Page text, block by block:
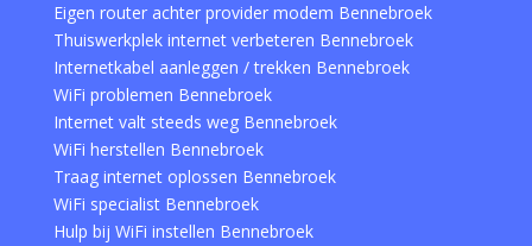
Eigen router achter provider modem Bennebroek
Thuiswerkplek internet verbeteren Bennebroek
Internetkabel aanleggen / trekken Bennebroek
WiFi problemen Bennebroek
Internet valt steeds weg Bennebroek
WiFi herstellen Bennebroek
Traag internet oplossen Bennebroek
WiFi specialist Bennebroek
Hulp bij WiFi instellen Bennebroek